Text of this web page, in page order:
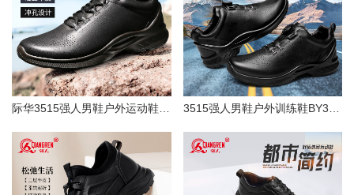
际华3515强人男鞋户外运动鞋BY325男士休闲鞋新式消防备勤鞋头层牛皮鞋 3515强人男鞋户外训练鞋BY323牛皮百搭运动皮鞋休闲跑步执勤鞋快扣鞋